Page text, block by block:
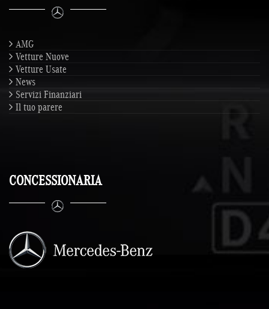
AMG
Vetture Nuove
Vetture Usate
News
Servizi Finanziari
Il tuo parere
CONCESSIONARIA